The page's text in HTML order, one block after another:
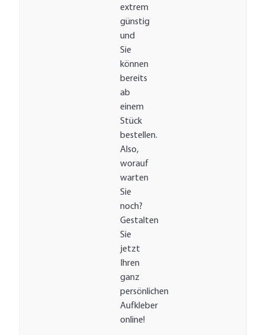
extrem
günstig
und
Sie
können
bereits
ab
einem
Stück
bestellen.
Also,
worauf
warten
Sie
noch?
Gestalten
Sie
jetzt
Ihren
ganz
persönlichen
Aufkleber
online!